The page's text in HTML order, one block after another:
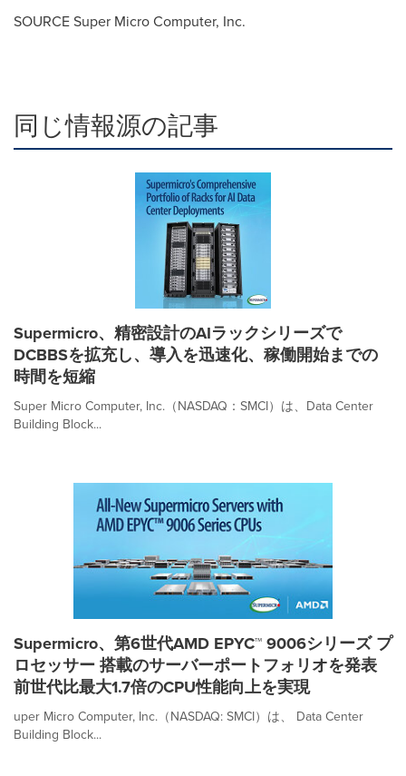
SOURCE Super Micro Computer, Inc.
同じ情報源の記事
Supermicro、精密設計のAIラックシリーズで
DCBBSを拡充し、導入を迅速化、稼働開始までの
時間を短縮
Super Micro Computer, Inc.（NASDAQ：SMCI）は、Data Center
Building Block...
Supermicro、第6世代AMD EPYC™ 9006シリーズ プ
ロセッサー 搭載のサーバーポートフォリオを発表
前世代比最大1.7倍のCPU性能向上を実現
uper Micro Computer, Inc.（NASDAQ: SMCI）は、 Data Center
Building Block...